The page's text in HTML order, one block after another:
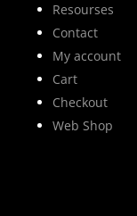
Resourses
Contact
My account
Cart
Checkout
Web Shop